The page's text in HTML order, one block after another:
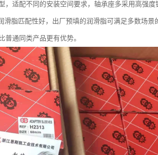
适配不同的安装空间要求，轴承座多采用高强度
脂匹配性好，出厂预填的润滑脂可满足多数场景
通同类产品更有优势。